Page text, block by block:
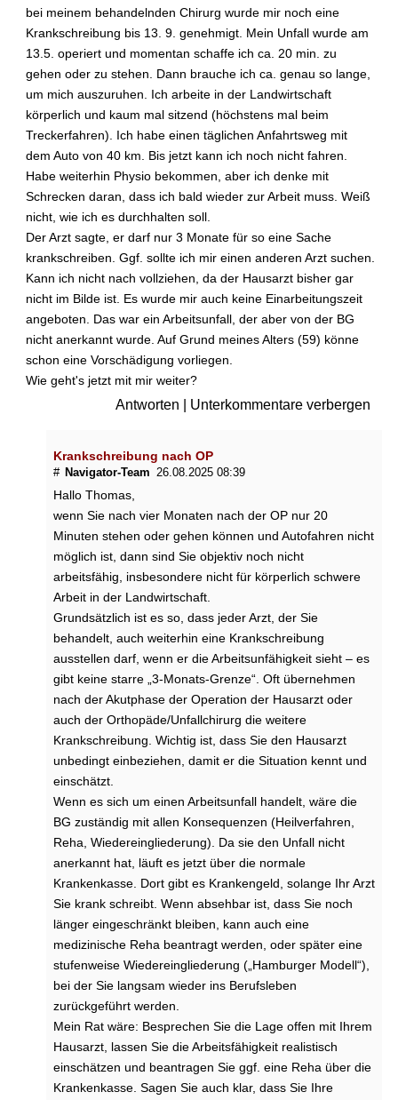
bei meinem behandelnden Chirurg wurde mir noch eine
Krankschreibung bis 13. 9. genehmigt. Mein Unfall wurde am
13.5. operiert und momentan schaffe ich ca. 20 min. zu
gehen oder zu stehen. Dann brauche ich ca. genau so lange,
um mich auszuruhen. Ich arbeite in der Landwirtschaft
körperlich und kaum mal sitzend (höchstens mal beim
Treckerfahren). Ich habe einen täglichen Anfahrtsweg mit
dem Auto von 40 km. Bis jetzt kann ich noch nicht fahren.
Habe weiterhin Physio bekommen, aber ich denke mit
Schrecken daran, dass ich bald wieder zur Arbeit muss. Weiß
nicht, wie ich es durchhalten soll.
Der Arzt sagte, er darf nur 3 Monate für so eine Sache
krankschreiben. Ggf. sollte ich mir einen anderen Arzt suchen.
Kann ich nicht nach vollziehen, da der Hausarzt bisher gar
nicht im Bilde ist. Es wurde mir auch keine Einarbeitungszeit
angeboten. Das war ein Arbeitsunfall, der aber von der BG
nicht anerkannt wurde. Auf Grund meines Alters (59) könne
schon eine Vorschädigung vorliegen.
Wie geht's jetzt mit mir weiter?
Antworten Unterkommentare verbergen
Krankschreibung nach OP
# Navigator-Team 26.08.2025 08:39
Hallo Thomas,
wenn Sie nach vier Monaten nach der OP nur 20
Minuten stehen oder gehen können und Autofahren nicht
möglich ist, dann sind Sie objektiv noch nicht
arbeitsfähig, insbesondere nicht für körperlich schwere
Arbeit in der Landwirtschaft.
Grundsätzlich ist es so, dass jeder Arzt, der Sie
behandelt, auch weiterhin eine Krankschreibung
ausstellen darf, wenn er die Arbeitsunfähigkeit sieht – es
gibt keine starre „3-Monats-Grenze“. Oft übernehmen
nach der Akutphase der Operation der Hausarzt oder
auch der Orthopäde/Unfallchirurg die weitere
Krankschreibung. Wichtig ist, dass Sie den Hausarzt
unbedingt einbeziehen, damit er die Situation kennt und
einschätzt.
Wenn es sich um einen Arbeitsunfall handelt, wäre die
BG zuständig mit allen Konsequenzen (Heilverfahren,
Reha, Wiedereingliederung). Da sie den Unfall nicht
anerkannt hat, läuft es jetzt über die normale
Krankenkasse. Dort gibt es Krankengeld, solange Ihr Arzt
Sie krank schreibt. Wenn absehbar ist, dass Sie noch
länger eingeschränkt bleiben, kann auch eine
medizinische Reha beantragt werden, oder später eine
stufenweise Wiedereingliederung („Hamburger Modell“),
bei der Sie langsam wieder ins Berufsleben
zurückgeführt werden.
Mein Rat wäre: Besprechen Sie die Lage offen mit Ihrem
Hausarzt, lassen Sie die Arbeitsfähigkeit realistisch
einschätzen und beantragen Sie ggf. eine Reha über die
Krankenkasse. Sagen Sie auch klar, dass Sie Ihre